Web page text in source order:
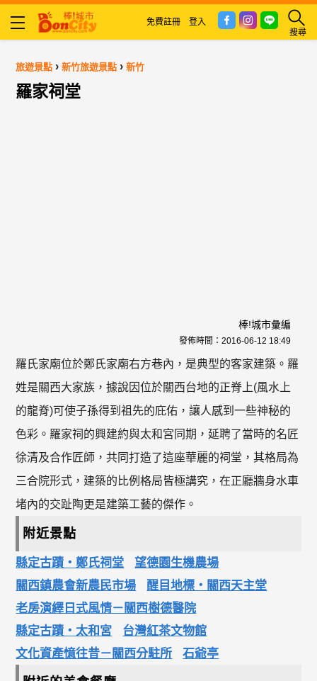
搜尋
免費註冊 登入
旅遊景點 ›新竹旅遊景點 ›新竹
羅家祠堂
棒!城市彙編
發佈時間： 2016-06-12 18:49
羅氏家廟位於鄭氏家廟右方巷內，是典型的客家建築。羅
姓是關西大家族，據說因位於關西台地的正脊上(風水上
的龍脊)可使子孫得到祖先的庇佑，讓人感到一些神秘的
色彩。羅家祠的興建約與太和宮同期，延聘了當時的名匠
徐清及合作匠師，共同打造了這座華麗的祠堂，其格局為
三合院形式，建築的比例格局皆極講究，在正廳牆身水車
堵內的交趾陶更是建築工藝的傑作。
附近景點
縣定古蹟‧鄭氏祠堂
望德園生機農場
關西鎮農會新農民市場
醒目地標‧關西天主堂
老房演繹日式風情－關西樹德醫院
縣定古蹟‧太和宮
台灣紅茶文物館
文化資產憶往昔－關西分駐所
石爺亭